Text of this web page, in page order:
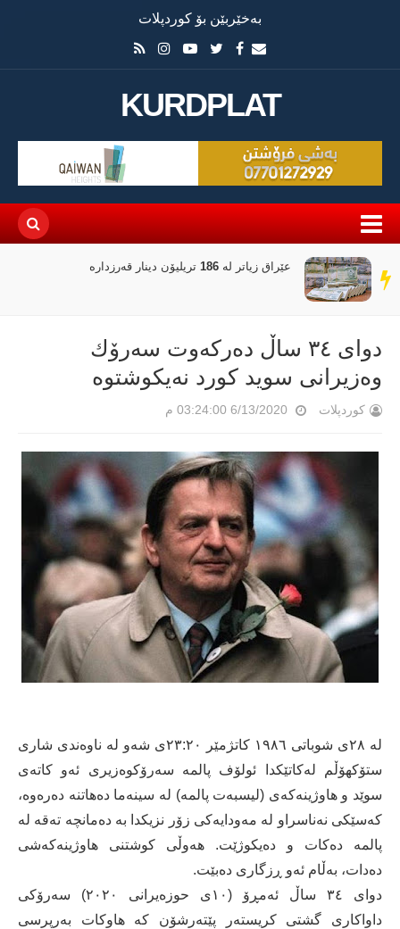
بەخێربێن بۆ کوردپلات
KURDPLAT
سەر
دێڕ
لەگەڵ کەمبوونەوەی داهاتی عێراق، ئاڵوگۆڕی پارە لە
دوای ٣٤ ساڵ دەركەوت سەرۆك
وەزیرانی سوید كورد نەیكوشتوە
کوردپلات 6/13/2020 03:24:00 م
له‌ ٢٨ی شوباتی ١٩٨٦ كاتژمێر ٢٣:٢٠ی شه‌و له‌ ناوه‌ندی شاری
ستۆكهۆڵم له‌كاتێكدا ئولۆف پالمه‌ سه‌رۆكوه‌زیری ئه‌و كاته‌ی
سوێد و هاوژینه‌كه‌ی (لیسبه‌ت پالمه‌) له‌ سینه‌ما ده‌هاتنه‌ ده‌ره‌وه‌،
كه‌سێكی نه‌ناسراو له‌ مه‌ودایه‌كی زۆر نزیكدا به‌ ده‌مانچه‌ ته‌قه‌ له‌
پالمه‌ ده‌كات و ده‌یكوژێت.‌ هه‌وڵی كوشتنی هاوژینه‌كه‌شی
ده‌دات، به‌ڵام ئه‌و ڕزگاری ده‌بێت.
دوای ٣٤ ساڵ ئه‌مڕۆ (١٠ی حوزه‌یرانی ٢٠٢٠) سه‌رۆكی
داواكاری گشتی کریستەر پێتەرشۆن كه‌ هاوكات به‌رپرسی